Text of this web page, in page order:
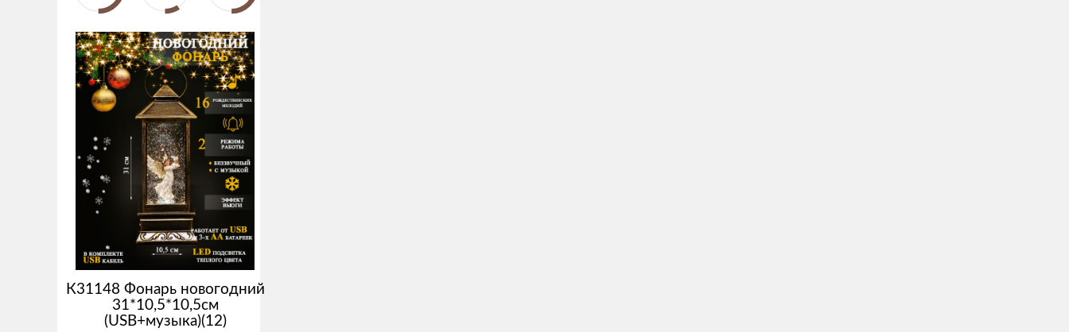
К31148 Фонарь новогодний
31*10,5*10,5см
(USB+музыка)(12)